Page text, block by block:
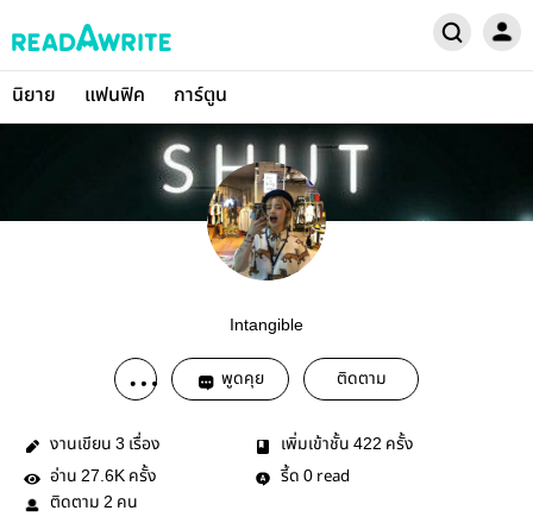
นิยาย แฟนฟิค การ์ตูน
Intangible
พูดคุย ติดตาม
งานเขียน 3 เรื่อง เพิ่มเข้าชั้น 422 ครั้ง
อ่าน 27.6K ครั้ง รี้ด 0 read
ติดตาม 2 คน